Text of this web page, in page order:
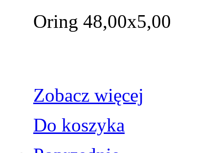
Oring 48,00x5,00
Zobacz więcej
Do koszyka